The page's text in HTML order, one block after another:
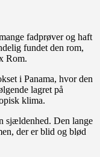
fadprøver og haft
fundet den rom,
Rom.
i Panama, hvor den
lagret på
klima.
sjældenhed. Den lange
der er blid og blød